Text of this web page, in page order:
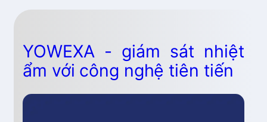
YOWEXA - giám sát nhiệt
ẩm với công nghệ tiên tiến